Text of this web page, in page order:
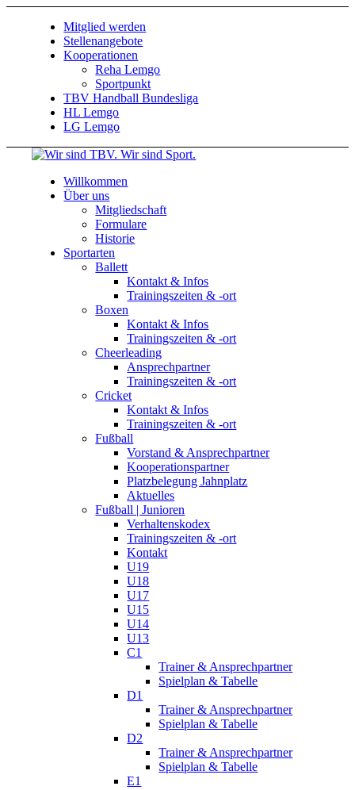
Mitglied werden
Stellenangebote
Kooperationen
Reha Lemgo
Sportpunkt
TBV Handball Bundesliga
HL Lemgo
LG Lemgo
Willkommen
Über uns
Mitgliedschaft
Formulare
Historie
Sportarten
Ballett
Kontakt & Infos
Trainingszeiten & -ort
Boxen
Kontakt & Infos
Trainingszeiten & -ort
Cheerleading
Ansprechpartner
Trainingszeiten & -ort
Cricket
Kontakt & Infos
Trainingszeiten & -ort
Fußball
Vorstand & Ansprechpartner
Kooperationspartner
Platzbelegung Jahnplatz
Aktuelles
Fußball | Junioren
Verhaltenskodex
Trainingszeiten & -ort
Kontakt
U19
U18
U17
U15
U14
U13
C1
Trainer & Ansprechpartner
Spielplan & Tabelle
D1
Trainer & Ansprechpartner
Spielplan & Tabelle
D2
Trainer & Ansprechpartner
Spielplan & Tabelle
E1